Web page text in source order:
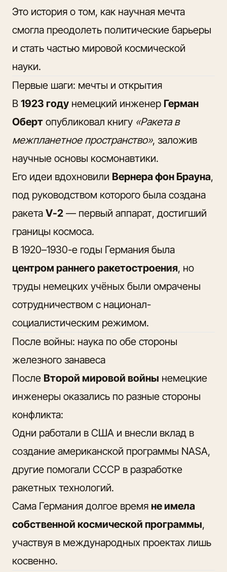
Это история о том, как научная мечта
смогла преодолеть политические барьеры
и стать частью мировой космической
науки.
Первые шаги: мечты и открытия
В 1923 году немецкий инженер Герман
Оберт опубликовал книгу «Ракета в
межпланетное пространство», заложив
научные основы космонавтики.
Его идеи вдохновили Вернера фон Брауна,
под руководством которого была создана
ракета V-2 — первый аппарат, достигший
границы космоса.
В 1920–1930-е годы Германия была
центром раннего ракетостроения, но
труды немецких учёных были омрачены
сотрудничеством с национал-
социалистическим режимом.
После войны: наука по обе стороны
железного занавеса
После Второй мировой войны немецкие
инженеры оказались по разные стороны
конфликта:
Одни работали в США и внесли вклад в
создание американской программы NASA,
другие помогали СССР в разработке
ракетных технологий.
Сама Германия долгое время не имела
собственной космической программы,
участвуя в международных проектах лишь
косвенно.